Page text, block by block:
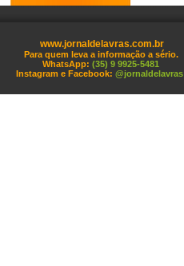
www.jornaldelavras.com.br
Para quem leva a informação a sério.
WhatsApp: (35) 9 9925-5481
Instagram e Facebook: @jornaldelavras